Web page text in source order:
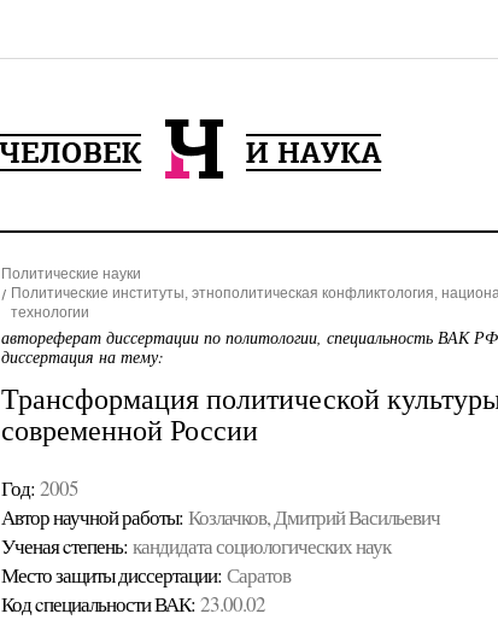
Политические науки
Политические институты, этнополитическая конфликтология,
технологии
автореферат диссертации по политологии, специальность ВАК
диссертация на тему:
Трансформация политической
современной России
Год: 2005
Автор научной работы: Козлачков, Дмитрий Васильевич
Ученая cтепень: кандидата социологических наук
Место защиты диссертации: Саратов
Код cпециальности ВАК: 23.00.02